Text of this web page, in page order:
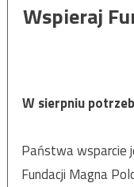
Wspieraj
W sierpniu
Państwa wsparcie
Fundacji Magna